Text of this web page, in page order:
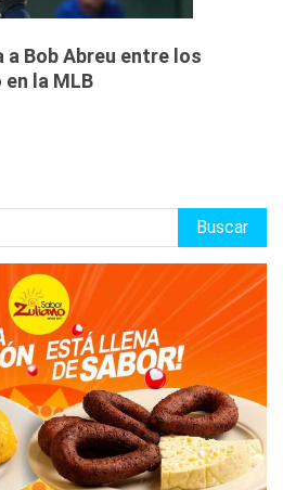
Bob Abreu entre los
la MLB